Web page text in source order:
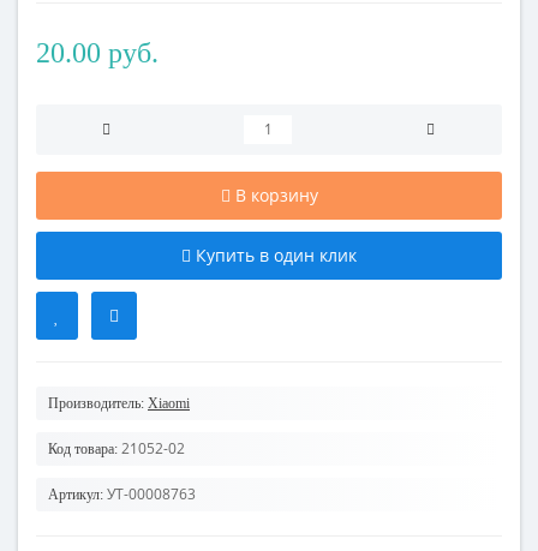
20.00 руб.
В корзину
Купить в один клик
Производитель: Xiaomi
Код товара: 21052-02
Артикул: УТ-00008763